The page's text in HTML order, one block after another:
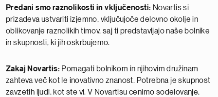
Predani smo raznolikosti in vključenosti: Novartis si
prizadeva ustvariti izjemno, vključujoče delovno okolje in
oblikovanje raznolikih timov, saj ti predstavljajo naše bolnike
in skupnosti, ki jih oskrbujemo.
Zakaj Novartis: Pomagati bolnikom in njihovim družinam
zahteva več kot le inovativno znanost. Potrebna je skupnost
zavzetih ljudi, kot ste vi. V Novartisu cenimo sodelovanje,